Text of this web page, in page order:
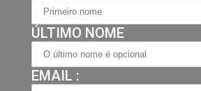
ÚLTIMO NOME
EMAIL :